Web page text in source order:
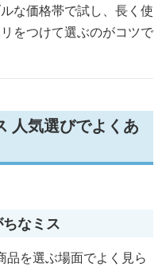
な価格帯で試し、長く使
をつけて選ぶのがコツで
人気選びでよくあ
なミス
品を選ぶ場面でよく見ら